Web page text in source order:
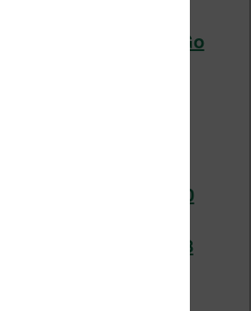
liseuse Onyx Boox Go
liseuse Likebook P10
liseuse Meebook P78